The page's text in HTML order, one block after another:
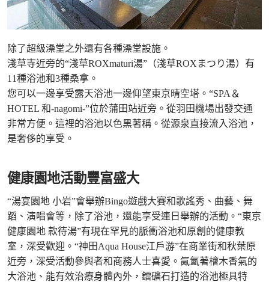
除了超級澡堂之外還有各種澡堂設施。
淺草寺近旁的“淺草ROXmaturi湯”（淺草ROXまつり湯）有
11種浴池和3種桑拿。
您可以一邊享受露天浴池一邊仰望東京晴空塔。“SPA＆
HOTEL 和-nagomi-”位於蒲田站近旁。從羽田機場出發交通
非常方便。這裡的浴池以色黑著稱。從源泉直接流入浴池，
是奢侈的享受。
健康園地活動豐富盛大
“湯宴園地 小岩”會舉辦Bingo遊戲大賽和歌謠秀、曲藝、舞
蹈、演唱會等，除了浴池，還能享受連日舉辦的活動。“東京
健康園地 款待湯”有現在罕見的脈衝浴池和原創的健康教
室，深受歡迎。“神田Aqua House江戶游”在商業街和秋葉原
近旁，深受活動參與者和商務人士喜愛。氤氳著檜木香氣的
大浴池、能有效治療身體內外，鐳礦石打造的浴池極具特